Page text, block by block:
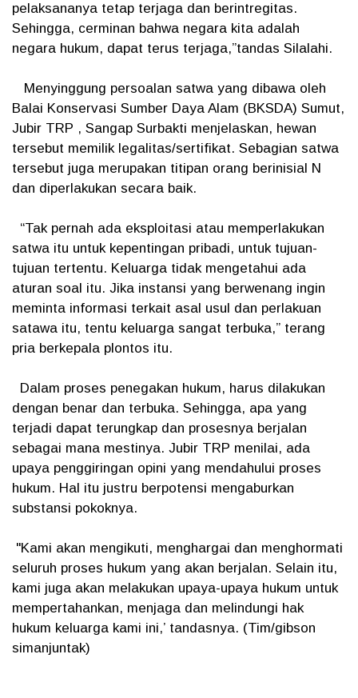
pelaksananya tetap terjaga dan berintregitas.
Sehingga, cerminan bahwa negara kita adalah
negara hukum, dapat terus terjaga,”tandas Silalahi.
Menyinggung persoalan satwa yang dibawa oleh
Balai Konservasi Sumber Daya Alam (BKSDA) Sumut,
Jubir TRP , Sangap Surbakti menjelaskan, hewan
tersebut memilik legalitas/sertifikat. Sebagian satwa
tersebut juga merupakan titipan orang berinisial N
dan diperlakukan secara baik.
“Tak pernah ada eksploitasi atau memperlakukan
satwa itu untuk kepentingan pribadi, untuk tujuan-
tujuan tertentu. Keluarga tidak mengetahui ada
aturan soal itu. Jika instansi yang berwenang ingin
meminta informasi terkait asal usul dan perlakuan
satawa itu, tentu keluarga sangat terbuka,” terang
pria berkepala plontos itu.
Dalam proses penegakan hukum, harus dilakukan
dengan benar dan terbuka. Sehingga, apa yang
terjadi dapat terungkap dan prosesnya berjalan
sebagai mana mestinya. Jubir TRP menilai, ada
upaya penggiringan opini yang mendahului proses
hukum. Hal itu justru berpotensi mengaburkan
substansi pokoknya.
"Kami akan mengikuti, menghargai dan menghormati
seluruh proses hukum yang akan berjalan. Selain itu,
kami juga akan melakukan upaya-upaya hukum untuk
mempertahankan, menjaga dan melindungi hak
hukum keluarga kami ini,’ tandasnya. (Tim/gibson
simanjuntak)